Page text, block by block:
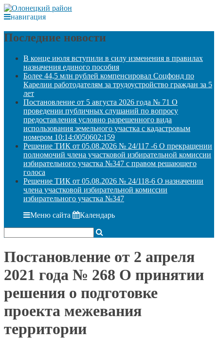
навигация
Последние новости
В конце июля вступили в силу изменения в правилах
назначения единого пособия
Более 44,5 млн рублей компенсировал Соцфонд по
Карелии работодателям за трудоустройство граждан за 5
лет
Постановление от 5 августа 2026 года № 71 О
проведении публичных слушаний по вопросу
предоставления условно разрешенного вида
использования земельного участка с кадастровым
номером 10:14:0050602:159
Решение ТИК от 05.08.2026 № 24/117 -6 О прекращении
полномочий члена участковой избирательной комиссии
избирательного участка №347 с правом решающего
голоса
Решение ТИК от 05.08.2026 № 24/118-6 О назначении
члена участковой избирательной комиссии
избирательного участка №347
Меню сайта Календарь
Постановление от 2 апреля
2021 года № 268 О принятии
решения о подготовке
проекта межевания
территории